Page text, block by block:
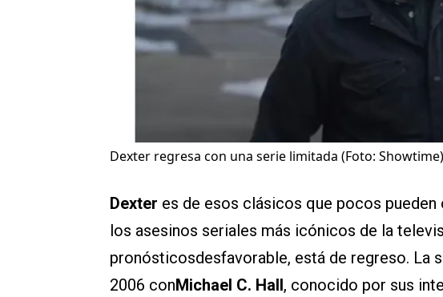
Dexter regresa con una serie limitada (Foto: Showtime)
Dexter es de esos clásicos que pocos pueden
los asesinos seriales más icónicos de la
pronósticosdesfavorable, está de regreso. La
2006 conMichael C. Hall, conocido por sus